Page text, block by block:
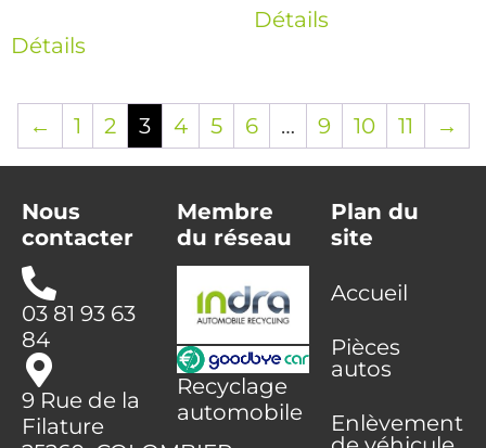
Détails
Détails
← 1 2 3 4 5 6 … 9 10 11 →
Nous
contacter
03 81 93 63
84
9 Rue de la
Filature
Membre
du réseau
Recyclage
automobile
Plan du
site
Accueil
Pièces
autos
Enlèvement